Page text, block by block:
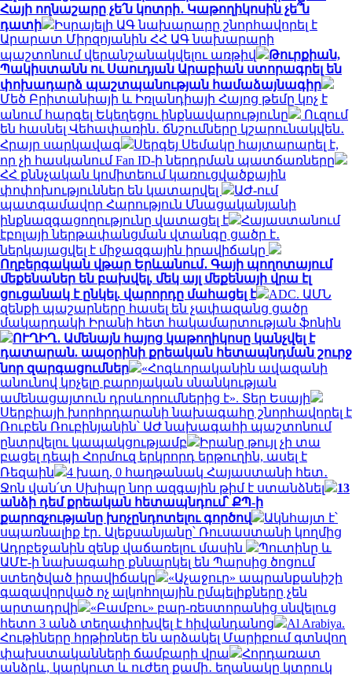
Հայի ողնաշարը չե՛ն կոտրի․ Կաթողիկոսին չե՞ն
դատի
Իսրայելի ԱԳ նախարարը շնորհավորել է
Արարատ Միրզոյանին ՀՀ ԱԳ նախարարի
պաշտոնում վերանշանակվելու առթիվ
Թուրքիան,
Պակիստանն ու Սաուդյան Արաբիան ստորագրել են
փոխադարձ պաշտպանության համաձայնագիր
Մեծ Բրիտանիայի և Իռլանդիայի Հայոց թեմը կոչ է
անում հարգել Եկեղեցու ինքնավարությունը
Ուզում
են հասնել Վեհափառին․ ճնշումները կշարունակվեն․
Հրայր սարկավագ
Սերգեյ Սեմակը հայտարարել է,
որ չի հասկանում Fan ID-ի ներդրման պատճառները
ՀՀ քննչական կոմիտեում կառուցվածքային
փոփոխություններ են կատարվել
ԱԺ-ում
պատգամավոր Հարություն Մնացականյանի
ինքնազգացողությունը վատացել է
Հայաստանում
էբոլայի ներթափանցման վտանգը ցածր է․
ներկայացվել է միջազգային իրավիճակը
Ողբերգական վթար Երևանում․ Գայի պողոտայում
մեքենաներ են բախվել, մեկ այլ մեքենայի վրա էլ
ցուցանակ է ընկել. վարորդը մահացել է
ADC. ԱՄՆ
զենքի պաշարները հասել են չափազանց ցածր
մակարդակի Իրանի հետ հակամարտության ֆոնին
ՈՒՂԻՂ․ Ամենայն հայոց կաթողիկոսը կանչվել է
դատարան. ապօրինի քրեական հետապնդման շուրջ
նոր զարգացումներ
«Հոգևորականին ավազանի
անունով կոչելը բարոյական սնանկության
ամենացայտուն դրսևորումներից է». Տեր Եսայի
Սերբիայի խորհրդարանի նախագահը շնորհավորել է
Ռուբեն Ռուբինյանին՝ ԱԺ նախագահի պաշտոնում
ընտրվելու կապակցությամբ
Իրանը թույլ չի տա
բացել դեպի Հորմուզ երկրորդ երթուղին, ասել է
Ռեզաին
4 խաղ, 0 հաղթանակ Հայաստանի հետ․
Ջոն վան՛տ Սխիպը նոր ազգային թիմ է ստանձնել
13
անձի դեմ քրեական հետապնդում՝ ՔՊ-ի
քարոզչությանը խոչընդոտելու գործով
Ակնհայտ է՝
սպառնալիք էր․ Ալեքսանյանը՝ Ռուսաստանի կողմից
Ադրբեջանին զենք վաճառելու մասին
Պուտինը և
ԱՄԷ-ի նախագահը քննարկել են Պարսից ծոցում
ստեղծված իրավիճակը
«Աչաջուր» ապրանքանիշի
գազավորված ոչ ալկոհոլային ըմպելիքները չեն
արտադրվի
«Բամբու» բար-ռեստորանից սնվելուց
հետո 3 անձ տեղափոխվել է հիվանդանոց
Al Arabiya.
Հութիները հրթիռներ են արձակել Մարիբում գտնվող
փախստականների ճամբարի վրա
Հորդառատ
անձրև, կարկուտ և ուժեղ քամի․ եղանակը կտրուկ